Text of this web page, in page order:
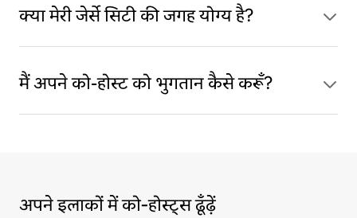
क्या मेरी जेर्से सिटी की जगह योग्य है?
मैं अपने को-होस्ट को भुगतान कैसे करूँ?
अपने इलाकों में को‑होस्ट्स ढूँढ़ें